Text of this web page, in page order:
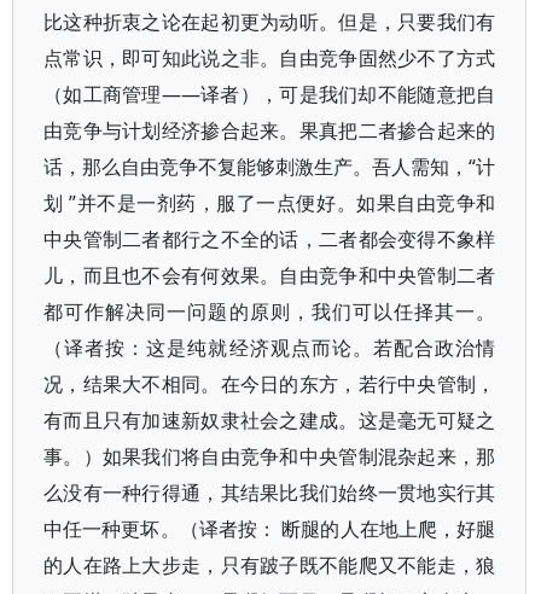
比这种折衷之论在起初更为动听。但是，只要我们有
点常识，即可知此说之非。自由竞争固然少不了方式
（如工商管理——译者），可是我们却不能随意把自
由竞争与计划经济掺合起来。果真把二者掺合起来的
话，那么自由竞争不复能够刺激生产。吾人需知，“计
划 ”并不是一剂药，服了一点便好。如果自由竞争和
中央管制二者都行之不全的话，二者都会变得不象样
儿，而且也不会有何效果。自由竞争和中央管制二者
都可作解决同一问题的原则，我们可以任择其一。
（译者按：这是纯就经济观点而论。若配合政治情
况，结果大不相同。在今日的东方，若行中央管制，
有而且只有加速新奴隶社会之建成。这是毫无可疑之
事。）如果我们将自由竞争和中央管制混杂起来，那
么没有一种行得通，其结果比我们始终一贯地实行其
中任一种更坏。（译者按： 断腿的人在地上爬，好腿
的人在路上大步走，只有跛子既不能爬又不能走，狼